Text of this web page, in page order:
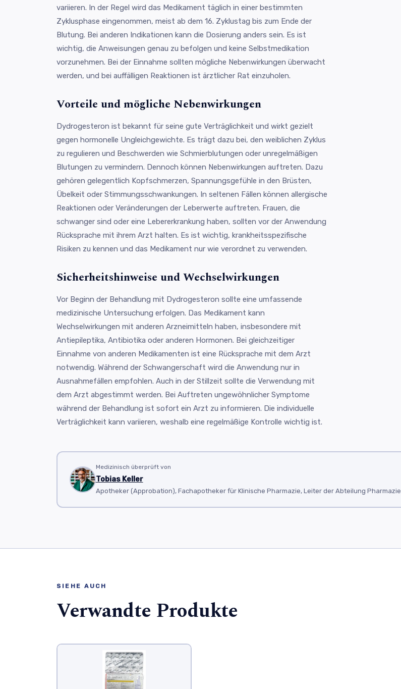
variieren. In der Regel wird das Medikament täglich in einer bestimmten
Zyklusphase eingenommen, meist ab dem 16. Zyklustag bis zum Ende der
Blutung. Bei anderen Indikationen kann die Dosierung anders sein. Es ist
wichtig, die Anweisungen genau zu befolgen und keine Selbstmedikation
vorzunehmen. Bei der Einnahme sollten mögliche Nebenwirkungen überwacht
werden, und bei auffälligen Reaktionen ist ärztlicher Rat einzuholen.
Vorteile und mögliche Nebenwirkungen
Dydrogesteron ist bekannt für seine gute Verträglichkeit und wirkt gezielt
gegen hormonelle Ungleichgewichte. Es trägt dazu bei, den weiblichen Zyklus
zu regulieren und Beschwerden wie Schmierblutungen oder unregelmäßigen
Blutungen zu vermindern. Dennoch können Nebenwirkungen auftreten. Dazu
gehören gelegentlich Kopfschmerzen, Spannungsgefühle in den Brüsten,
Übelkeit oder Stimmungsschwankungen. In seltenen Fällen können allergische
Reaktionen oder Veränderungen der Leberwerte auftreten. Frauen, die
schwanger sind oder eine Lebererkrankung haben, sollten vor der Anwendung
Rücksprache mit ihrem Arzt halten. Es ist wichtig, krankheitsspezifische
Risiken zu kennen und das Medikament nur wie verordnet zu verwenden.
Sicherheitshinweise und Wechselwirkungen
Vor Beginn der Behandlung mit Dydrogesteron sollte eine umfassende
medizinische Untersuchung erfolgen. Das Medikament kann
Wechselwirkungen mit anderen Arzneimitteln haben, insbesondere mit
Antiepileptika, Antibiotika oder anderen Hormonen. Bei gleichzeitiger
Einnahme von anderen Medikamenten ist eine Rücksprache mit dem Arzt
notwendig. Während der Schwangerschaft wird die Anwendung nur in
Ausnahmefällen empfohlen. Auch in der Stillzeit sollte die Verwendung mit
dem Arzt abgestimmt werden. Bei Auftreten ungewöhnlicher Symptome
während der Behandlung ist sofort ein Arzt zu informieren. Die individuelle
Verträglichkeit kann variieren, weshalb eine regelmäßige Kontrolle wichtig ist.
Medizinisch überprüft von
Tobias Keller
Apotheker (Approbation), Fachapotheker für Klinische Pharmazie, Leiter der Abteilung Pharmazie
SIEHE AUCH
Verwandte Produkte